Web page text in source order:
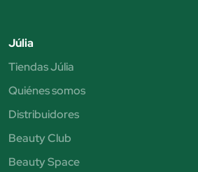
Júlia
Tiendas Júlia
Quiénes somos
Distribuidores
Beauty Club
Beauty Space